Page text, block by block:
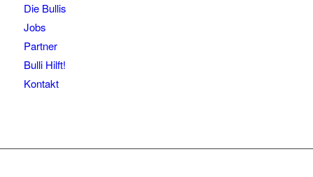
Die Bullis
Jobs
Partner
Bulli Hilft!
Kontakt